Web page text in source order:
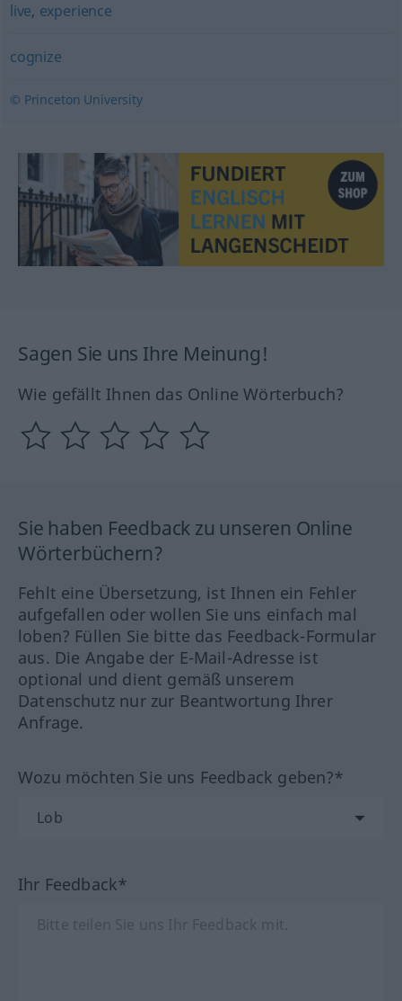
live, experience
cognize
© Princeton University
Sagen Sie uns Ihre Meinung!
Wie gefällt Ihnen das Online Wörterbuch?
Sie haben Feedback zu unseren Online
Wörterbüchern?
Fehlt eine Übersetzung, ist Ihnen ein Fehler
aufgefallen oder wollen Sie uns einfach mal
loben? Füllen Sie bitte das Feedback-Formular
aus. Die Angabe der E-Mail-Adresse ist
optional und dient gemäß unserem
Datenschutz nur zur Beantwortung Ihrer
Anfrage.
Wozu möchten Sie uns Feedback geben?*
Ihr Feedback*